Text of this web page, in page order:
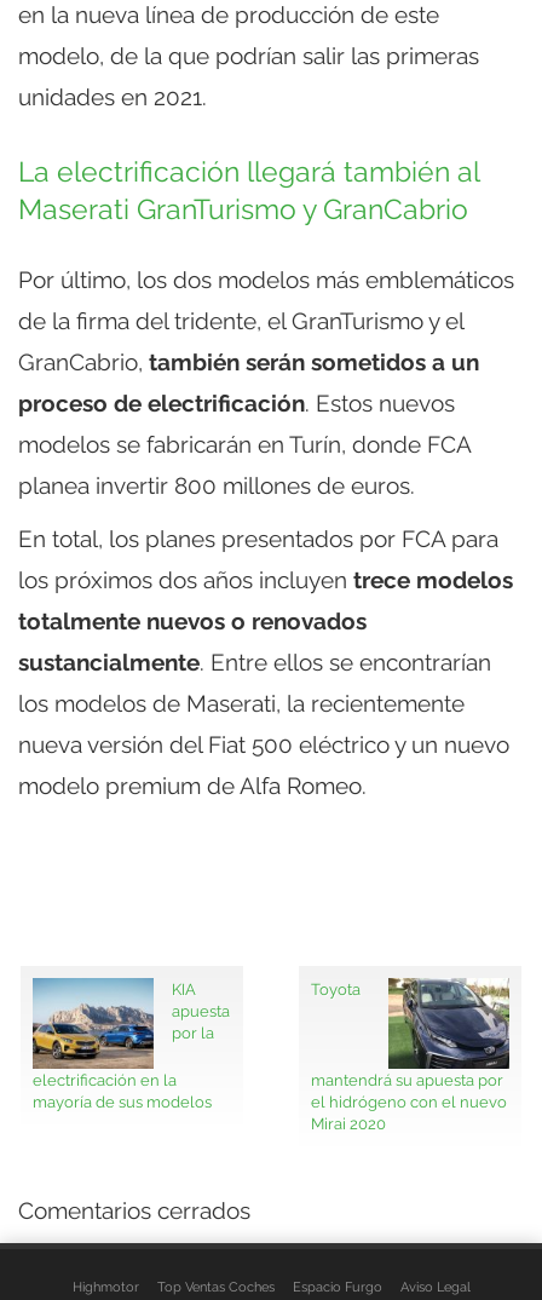
en la nueva línea de producción de este
modelo, de la que podrían salir las primeras
unidades en 2021.
La electrificación llegará también al
Maserati GranTurismo y GranCabrio
Por último, los dos modelos más emblemáticos
de la firma del tridente, el GranTurismo y el
GranCabrio, también serán sometidos a un
proceso de electrificación. Estos nuevos
modelos se fabricarán en Turín, donde FCA
planea invertir 800 millones de euros.
En total, los planes presentados por FCA para
los próximos dos años incluyen trece modelos
totalmente nuevos o renovados
sustancialmente. Entre ellos se encontrarían
los modelos de Maserati, la recientemente
nueva versión del Fiat 500 eléctrico y un nuevo
modelo premium de Alfa Romeo.
KIA
apuesta
por la
electrificación en la
mayoría de sus modelos
Toyota
mantendrá su apuesta por
el hidrógeno con el nuevo
Mirai 2020
Comentarios cerrados
Highmotor Top Ventas Coches Espacio Furgo Aviso Legal